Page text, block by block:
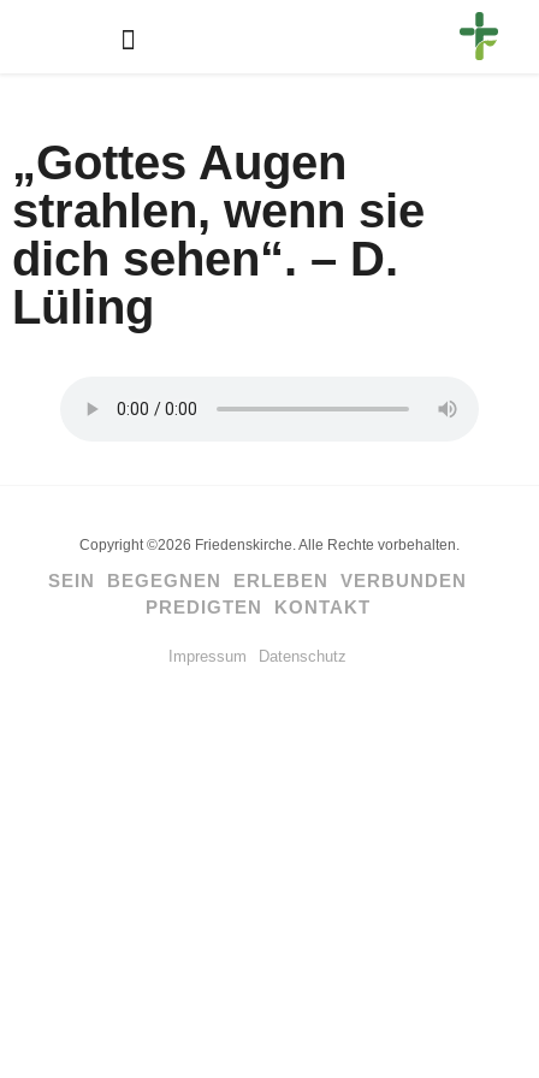
„Gottes Augen
strahlen, wenn sie
dich sehen“. – D.
Lüling
Copyright ©2026 Friedenskirche. Alle Rechte vorbehalten.
SEIN BEGEGNEN ERLEBEN
VERBUNDEN
PREDIGTEN
KONTAKT
Impressum Datenschutz